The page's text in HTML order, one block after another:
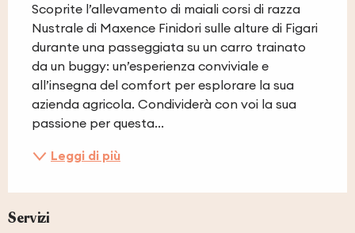
Scoprite l’allevamento di maiali corsi di razza
Nustrale di Maxence Finidori sulle alture di Figari
durante una passeggiata su un carro trainato
da un buggy: un’esperienza conviviale e
all’insegna del comfort per esplorare la sua
azienda agricola. Condividerà con voi la sua
passione per questa...
Leggi di più
Servizi